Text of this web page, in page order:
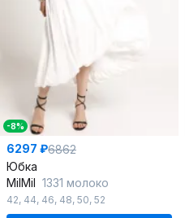
-8%
6297 ₽6862
Юбка
MilMil 1331 молоко
42, 44, 46, 48, 50, 52